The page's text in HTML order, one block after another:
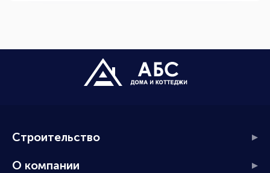
Строительство
О компании